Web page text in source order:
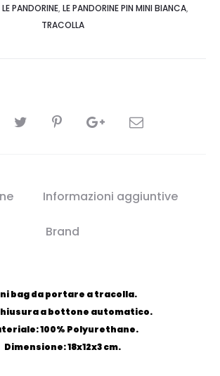
LE PANDORINE, LE PANDORINE PIN MINI BIANCA,
TRACOLLA
Informazioni aggiuntive
Brand
bag da portare a tracolla.
a bottone automatico.
100% Polyurethane.
Dimensione: 18x12x3 cm.